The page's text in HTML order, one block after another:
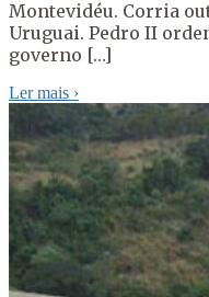
Montevidéu. Corria
Uruguai. Pedro II
governo […]
Ler mais ›